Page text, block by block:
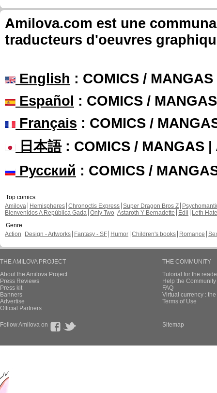
Amilova.com est une
traducteurs d'oeuvres
English : COMICS /
Español : COMICS /
Français : COMICS /
日本語: COMICS / MANGAS |
Русский : COMICS /
Top comics
Amilova
Hemispheres Chronoctis Express Super Dragon Bros Z
Bienvenidos A República Gada Only Two Astaroth Y Bernadette Edil
Leth Hate
Genre
Action
Design - Artworks Fantasy - SF Humor Children's books Romance
THE AMILOVA PROJECT
About the Amilova Project
Press Reviews
Press kit
Banners
Advertise
Official Partners
THE COMMUNITY
Tutorial for the
Help the
FAQ
Virtual currency :
Terms of Use
Follow Amilova on Sitemap